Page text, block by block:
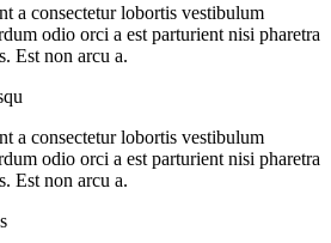
a consectetur lobortis vestibulum
odio orci a est parturient nisi pharetra
Est non arcu a.
a consectetur lobortis vestibulum
odio orci a est parturient nisi pharetra
Est non arcu a.